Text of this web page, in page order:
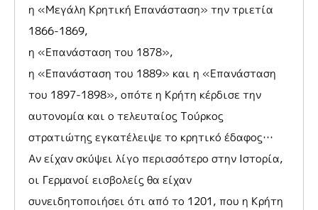
η «Μεγάλη Κρητική Επανάσταση» την τριετία
1866-1869,
η «Επανάσταση του 1878»,
η «Επανάσταση του 1889» και η «Επανάσταση
του 1897-1898», οπότε η Κρήτη κέρδισε την
αυτονομία και ο τελευταίος Τούρκος
στρατιώτης εγκατέλειψε το κρητικό έδαφος…
Αν είχαν σκύψει λίγο περισσότερο στην Ιστορία,
οι Γερμανοί εισβολείς θα είχαν
συνειδητοποιήσει ότι από το 1201, που η Κρήτη